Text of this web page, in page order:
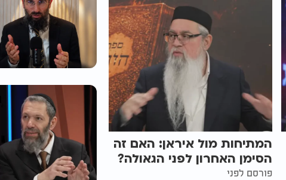
המתיחות מול איראן: האם זה
הסימן האחרון לפני הגאולה?
פורסם לפני